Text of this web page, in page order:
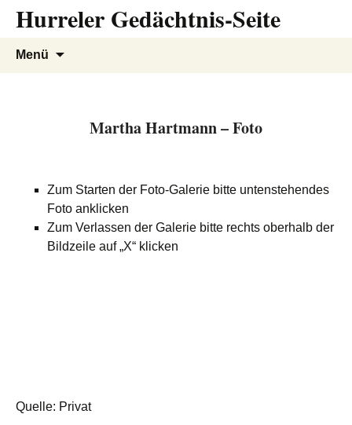
InhaltHurreler Gedächtnis-Seite
Menü
Martha Hartmann – Foto
Zum Starten der Foto-Galerie bitte untenstehendes
Foto anklicken
Zum Verlassen der Galerie bitte rechts oberhalb der
Bildzeile auf „X“ klicken
Quelle: Privat